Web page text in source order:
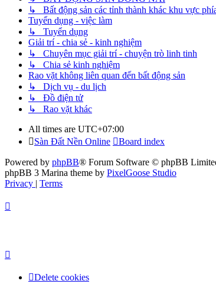
↳ Bất động sản các tỉnh thành khác khu vực
Tuyển dụng - việc làm
↳ Tuyển dụng
Giải trí - chia sẻ - kinh nghiệm
↳ Chuyên mục giải trí - chuyện trò linh tinh
↳ Chia sẻ kinh nghiệm
Rao vặt không liên quan đến bất động sản
↳ Dịch vụ - du lịch
↳ Đồ điện tử
↳ Rao vặt khác
All times are UTC+07:00
Sàn Đất Nền Online
Board index
Powered by phpBB® Forum Software © phpBB
phpBB 3 Marina theme by PixelGoose Studio
Privacy | Terms
Delete cookies